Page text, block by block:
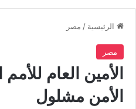
الرئيسية / مصر
مصر
الأمين العام
الأمن مشلول